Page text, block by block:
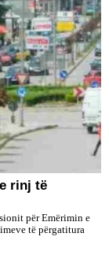
rinj të
për Emërimin e
të përgatitura